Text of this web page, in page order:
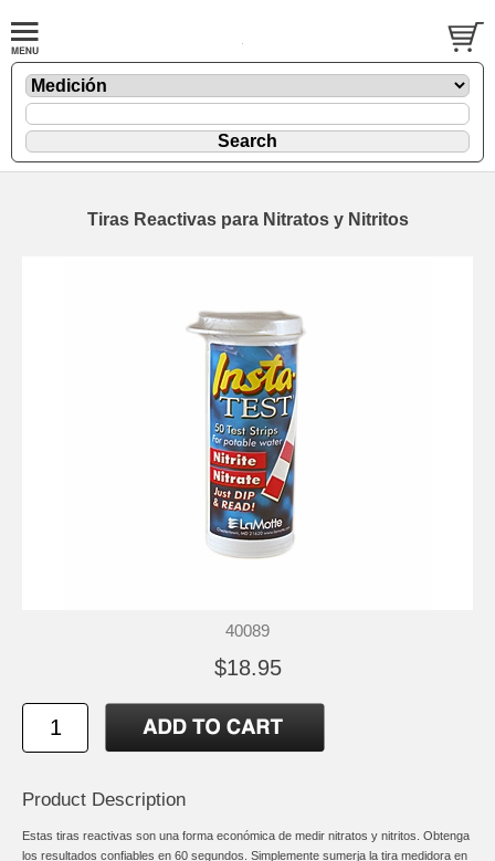
Tiras Reactivas para Nitratos y Nitritos
40089
$18.95
Product Description
Estas tiras reactivas son una forma económica de medir nitratos y nitritos. Obtenga
los resultados confiables en 60 segundos. Simplemente sumerja la tira medidora en